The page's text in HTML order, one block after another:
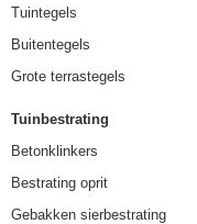
Tuintegels
Buitentegels
Grote terrastegels
Tuinbestrating
Betonklinkers
Bestrating oprit
Gebakken sierbestrating